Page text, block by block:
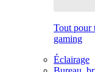
Tout pour
gaming
Éclairage